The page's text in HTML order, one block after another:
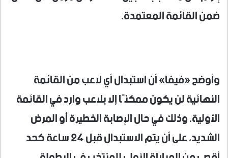
ضمن القائمة المعتمدة.
وأوضح «فيفا» أن استبدال أي لاعب من القائمة
النهائية لن يكون ممكنًا إلا بلاعب وارد في القائمة
الأولية، وذلك في حال الإصابة الخطيرة أو المرض
الشديد، على أن يتم الاستبدال قبل 24 ساعة كحد